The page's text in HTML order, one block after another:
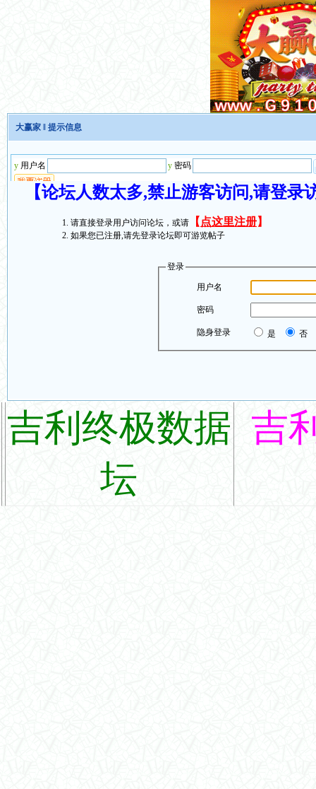
大赢家 ‖ 提示信息
【论坛人数太多,禁止游客访问,请登
请直接登录用户访问论坛，或请 【 点这里注册】
如果您已注册,请先登录论坛即可游览帖子
登录
用户名
密码
隐身登录 是 否
吉利终极数据
坛
吉